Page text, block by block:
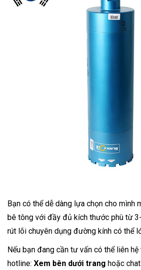
Bạn có thể dễ dàng lựa chọn cho mình
bê tông với đầy đủ kích thước phù từ
rút lõi chuyên dụng đường kính có thể
Nếu bạn đang cần tư vấn có thể liên
hotline: Xem bên dưới trang hoặc